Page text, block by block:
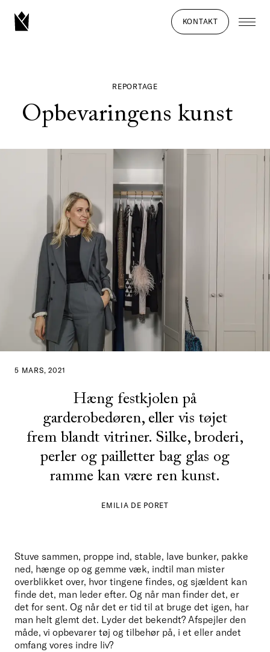
KONTAKT
REPORTAGE
Opbevaringens kunst
5 MARS, 2021
Hæng festkjolen på
garderobedøren, eller vis tøjet
frem blandt vitriner. Silke, broderi,
perler og pailletter bag glas og
ramme kan være ren kunst.
EMILIA DE PORET
Stuve sammen, proppe ind, stable, lave bunker, pakke
ned, hænge op og gemme væk, indtil man mister
overblikket over, hvor tingene findes, og sjældent kan
finde det, man leder efter. Og når man finder det, er
det for sent. Og når det er tid til at bruge det igen, har
man helt glemt det. Lyder det bekendt? Afspejler den
måde, vi opbevarer tøj og tilbehør på, i et eller andet
omfang vores indre liv?